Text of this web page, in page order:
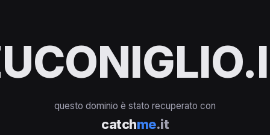
questo dominio è stato recuperato con
catchme.it